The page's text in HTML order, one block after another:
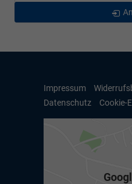
Impressum
Datenschutz
Cookie-